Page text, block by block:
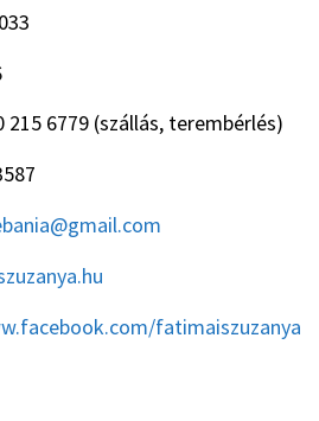
6779 (szállás, terembérlés)
fatimaiszuzanya